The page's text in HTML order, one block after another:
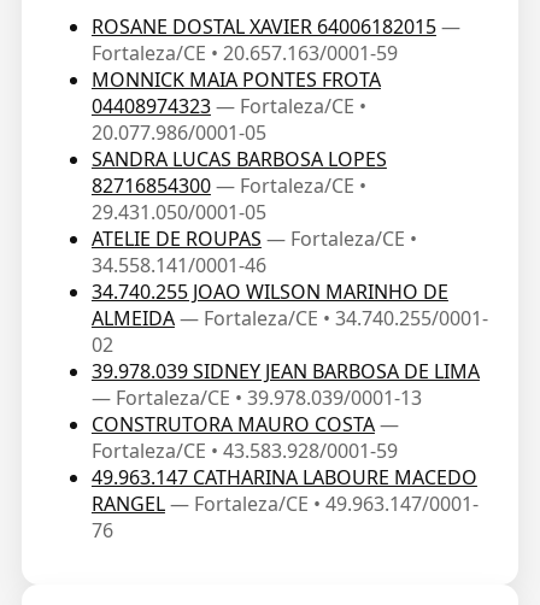
ROSANE DOSTAL XAVIER 64006182015—
Fortaleza/CE • 20.657.163/0001-59
MONNICK MAIA PONTES FROTA
04408974323— Fortaleza/CE •
20.077.986/0001-05
SANDRA LUCAS BARBOSA LOPES
82716854300— Fortaleza/CE •
29.431.050/0001-05
ATELIE DE ROUPAS — Fortaleza/CE •
34.558.141/0001-46
34.740.255 JOAO WILSON MARINHO DE
ALMEIDA— Fortaleza/CE • 34.740.255/0001-
02
39.978.039 SIDNEY JEAN BARBOSA DE LIMA
— Fortaleza/CE • 39.978.039/0001-13
CONSTRUTORA MAURO COSTA—
Fortaleza/CE • 43.583.928/0001-59
49.963.147 CATHARINA LABOURE MACEDO
RANGEL— Fortaleza/CE • 49.963.147/0001-
76